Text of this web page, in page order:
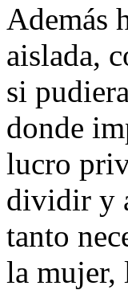
Además
aislada,
si
donde
lucro
dividir y
tanto
la